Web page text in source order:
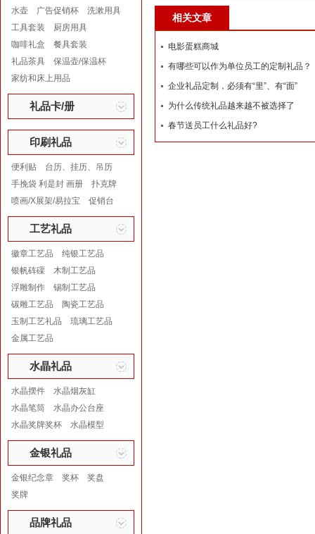
水壶
广告促销杯
洗漱用具
工具套装
厨房用具
咖啡礼盒
餐具套装
礼品茶具
保温壶/保温杯
家纺和床上用品
礼品卡/册
印刷礼品
便利贴
台历、挂历、吊历
手挽袋 利是封 画册
扑克牌
喷画/X展架/易拉宝
促销台
工艺礼品
徽章工艺品
纯银工艺品
银帆砗磲
木制工艺品
浮雕制作
锡制工艺品
碳雕工艺品
陶瓷工艺品
玉制工艺礼品
琉璃工艺品
金属工艺品
水晶礼品
水晶摆件
水晶烟灰缸
水晶笔筒
水晶办公台座
水晶奖牌奖杯
水晶模型
金银礼品
金银纪念章 奖杯
奖盘
奖牌
品牌礼品
相关文章
电影蛋糕商城
有哪些可以作为单位员工的定制礼品？
企业礼品定制，必须有“里”、有“面”
为什么传统礼品越来越不被选择了
春节送员工什么礼品好?